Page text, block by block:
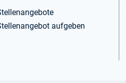
aufgeben